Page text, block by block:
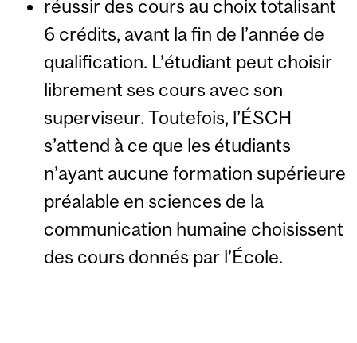
réussir des cours au choix totalisant
6 crédits, avant la fin de l’année de
qualification. L’étudiant peut choisir
librement ses cours avec son
superviseur. Toutefois, l’ÉSCH
s’attend à ce que les étudiants
n’ayant aucune formation supérieure
préalable en sciences de la
communication humaine choisissent
des cours donnés par l’École.